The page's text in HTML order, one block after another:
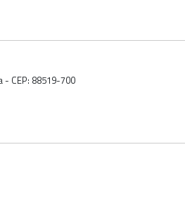
- CEP: 88519-700